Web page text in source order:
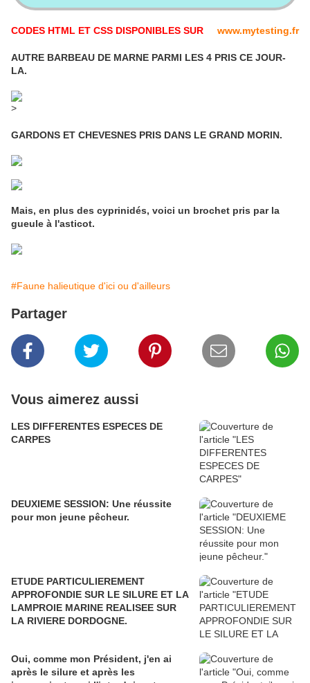
CODES HTML ET CSS DISPONIBLES SUR www.mytesting.fr
AUTRE BARBEAU DE MARNE PARMI LES 4 PRIS CE JOUR-
LA.
>
GARDONS ET CHEVESNES PRIS DANS LE GRAND MORIN.
Mais, en plus des cyprinidés, voici un brochet pris par la
gueule à l'asticot.
#Faune halieutique d'ici ou d'ailleurs
Partager
Vous aimerez aussi
LES DIFFERENTES ESPECES DE
CARPES
DEUXIEME SESSION: Une réussite
pour mon jeune pêcheur.
ETUDE PARTICULIEREMENT
APPROFONDIE SUR LE SILURE ET LA
LAMPROIE MARINE REALISEE SUR
LA RIVIERE DORDOGNE.
Oui, comme mon Président, j'en ai
après le silure et après les